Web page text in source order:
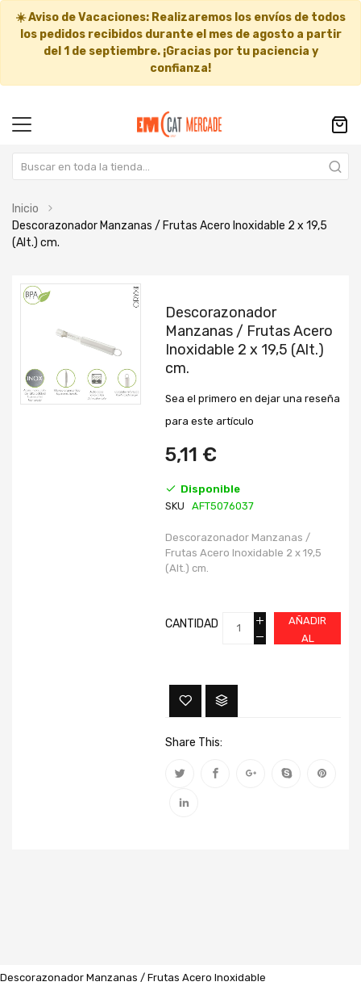
☀️Aviso de Vacaciones: Realizaremos los envíos de todos
los pedidos recibidos durante el mes de agosto a partir
del 1 de septiembre. ¡Gracias por tu paciencia y
confianza!
Inicio
Descorazonador Manzanas / Frutas Acero Inoxidable 2 x 19,5
(Alt.) cm.
Saltar
al
galería
de
imágenes
comienzo
galería
imágenes
Descorazonador
Manzanas / Frutas Acero
Inoxidable 2 x 19,5 (Alt.)
cm.
Sea el primero en dejar una reseña
para este artículo
5,11 €
Disponible
SKU
AFT5076037
Descorazonador Manzanas /
Frutas Acero Inoxidable 2 x 19,5
(Alt.) cm.
CANTIDAD
AÑADIR
AL
Share This:
Descorazonador Manzanas / Frutas Acero Inoxidable